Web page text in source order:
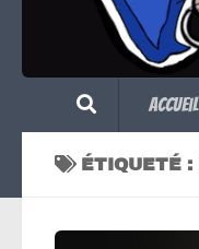
Accueil
ÉTIQUETÉ :